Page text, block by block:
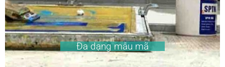
Đa dạng mẫu mã